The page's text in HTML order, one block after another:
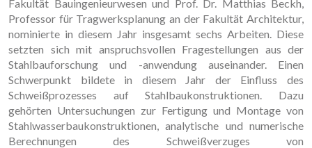
Fakultät Bauingenieurwesen und Prof. Dr. Matthias Beckh,
Professor für Tragwerksplanung an der Fakultät Architektur,
nominierte in diesem Jahr insgesamt sechs Arbeiten. Diese
setzten sich mit anspruchsvollen Fragestellungen aus der
Stahlbauforschung und -anwendung auseinander. Einen
Schwerpunkt bildete in diesem Jahr der Einfluss des
Schweißprozesses auf Stahlbaukonstruktionen. Dazu
gehörten Untersuchungen zur Fertigung und Montage von
Stahlwasserbaukonstruktionen, analytische und numerische
Berechnungen des Schweißverzuges von